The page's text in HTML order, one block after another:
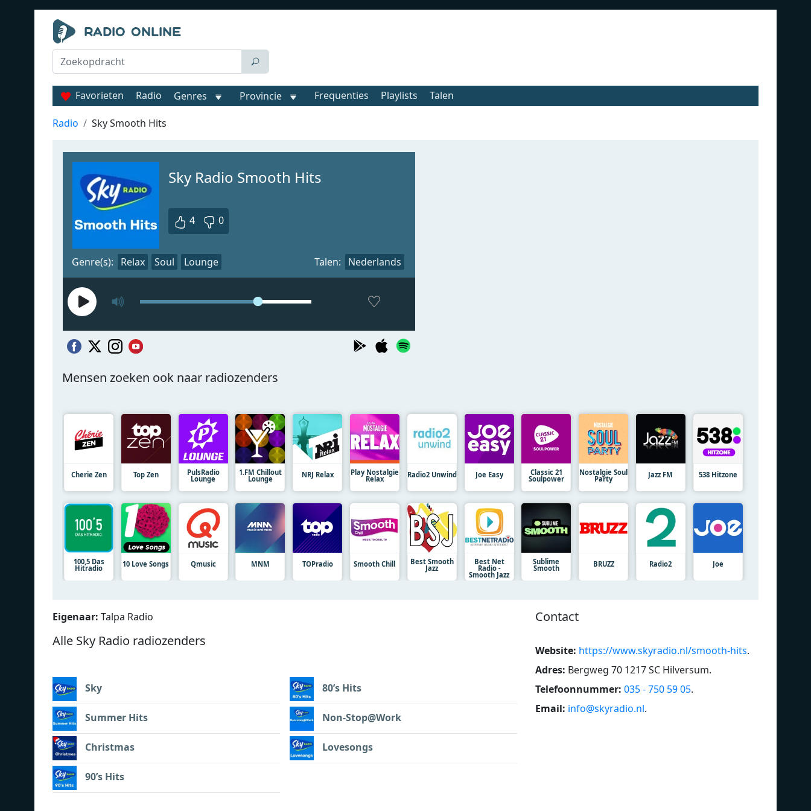
Favorieten Radio Genres Provincie Frequenties Playlists Talen
Radio Sky Smooth Hits
Sky Radio Smooth Hits
4 0
Genre(s): Relax Soul Lounge Talen: Nederlands
Mensen zoeken ook naar radiozenders
Cherie Zen Top Zen PulsRadio
Lounge
1.FM Chillout
Lounge NRJ Relax Play Nostalgie
Relax Radio2 Unwind Joe Easy Classic 21
Soulpower
Nostalgie Soul
Party Jazz FM 538 Hitzone
100,5 Das
Hitradio 10 Love Songs Qmusic MNM TOPradio Smooth Chill Best Smooth
Jazz
Best Net
Radio -
Smooth Jazz
Sublime
Smooth BRUZZ Radio2 Joe
Eigenaar: Talpa Radio
Alle Sky Radio radiozenders
Sky
Summer Hits
Christmas
90’s Hits
80’s Hits
Non-Stop@Work
Lovesongs
Nice & Easy
Contact
Website: https://www.skyradio.nl/smooth-hits.
Adres: Bergweg 70 1217 SC Hilversum.
Telefoonnummer: 035 - 750 59 05.
Email: info@skyradio.nl.